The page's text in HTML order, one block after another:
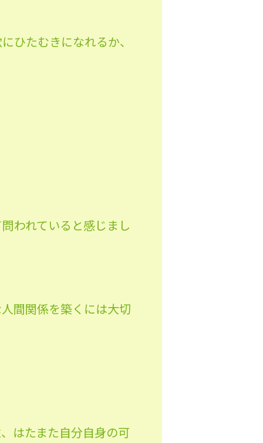
ひたむきになれるか、
われていると感じまし
間関係を築くには大切
はたまた自分自身の可